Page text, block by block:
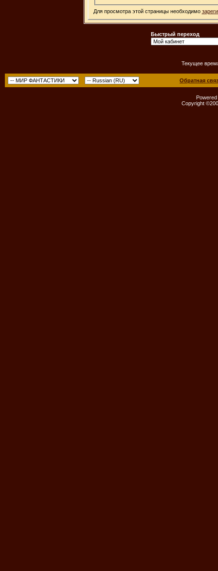
Для просмотра этой страницы необходимо
Быстрый переход
Текущее
Обратная
Copyright